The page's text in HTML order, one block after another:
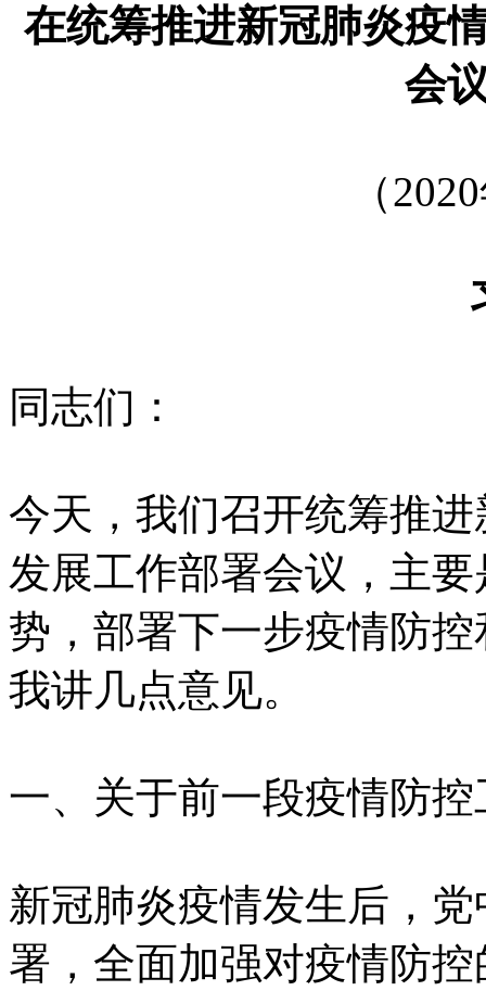
在统筹推进新冠肺炎疫
会
（
同志们：
今天，我们召开统筹推
发展工作部署会议，主
势，部署下一步疫情防
我讲几点意见。
一、关于前一段疫情防控
新冠肺炎疫情发生后，
署，全面加强对疫情防